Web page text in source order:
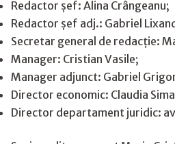
Redactor șef: Alina Crângeanu;
Redactor șef adj.: Gabriel
Secretar general de redacție:
Manager: Cristian Vasile;
Manager adjunct: Gabriel
Director economic: Claudia
Director departament juridic: